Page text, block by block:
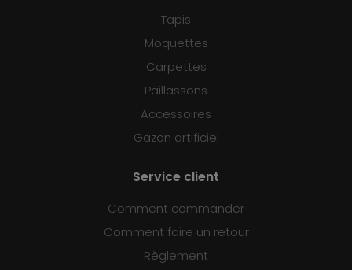
Tapis
Moquettes
Carpettes
Paillassons
Accessoires
Gazon artificiel
Service client
Comment commander
Comment faire un retour
Règlement